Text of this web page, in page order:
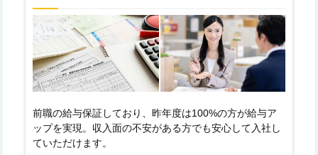
前職の給与保証しており、昨年度は100%の方が給与ア
ップを実現。収入面の不安がある方でも安心して入社し
ていただけます。